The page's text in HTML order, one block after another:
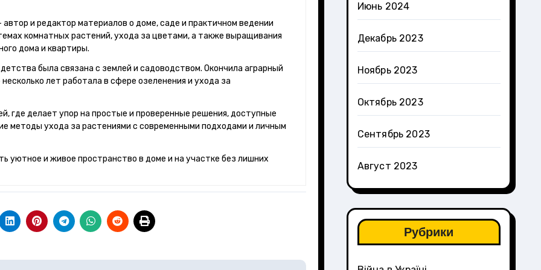
комнатных растений, ухода за цветами, а также выращивания
дома и квартиры.
была связана с землей и садоводством. Окончила аграрный
лет работала в сфере озеленения и ухода за
где делает упор на простые и проверенные решения, доступные
методы ухода за растениями с современными подходами и личным
уютное и живое пространство в доме и на участке без лишних
Июнь 2024
Декабрь 2023
Ноябрь 2023
Октябрь 2023
Сентябрь 2023
Август 2023
Рубрики